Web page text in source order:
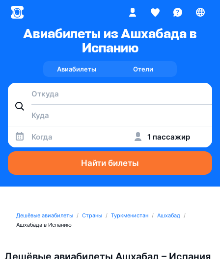
Авиабилеты из Ашхабада в
Испанию
Авиабилеты Отели
Когда 1 пассажир
Найти билеты
Дешёвые авиабилеты Страны Туркменистан
Ашхабад
Ашхабада в Испанию
Дешёвые авиабилеты Ашхабад – Испания